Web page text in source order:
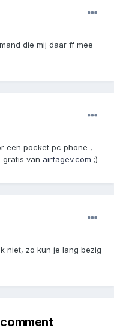
die mij daar ff mee
een pocket pc phone ,
gratis van airfagev.com ;)
niet, zo kun je lang bezig